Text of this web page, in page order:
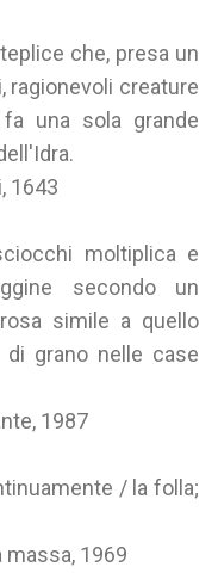
che, presa un
ragionevoli creature
una sola grande
1643
moltiplica e
secondo un
simile a quello
grano nelle case
1987
/ la folla;
massa, 1969